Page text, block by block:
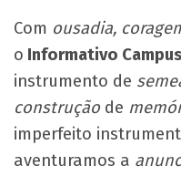
Com ousadia,
o Informativo
instrumento de
construção de
imperfeito
aventuramos a